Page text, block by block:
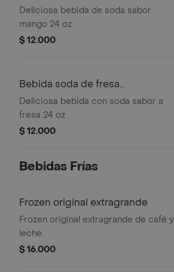
Deliciosa bebida de soda sabor
mango 24 oz
$ 12.000
Bebida soda de fresa
extragrande
Deliciosa bebida con soda sabor a
fresa 24 oz
$ 12.000
Bebidas Frí­as
Frozen original extragrande
Frozen original extragrande de café y
leche.
$ 16.000